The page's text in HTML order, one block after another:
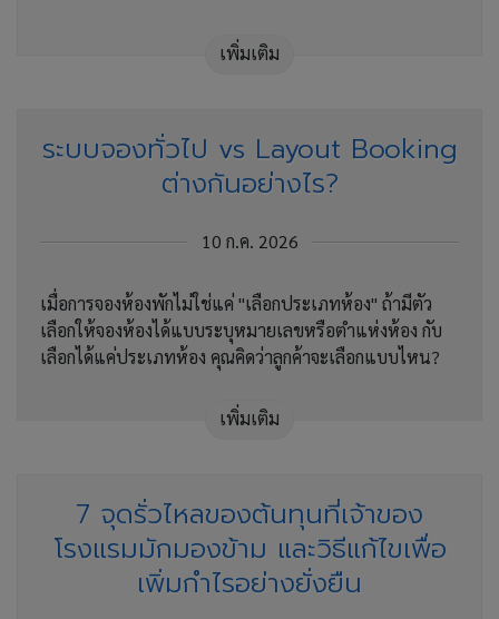
เพิ่มเติม
ระบบจองทั่วไป vs Layout Booking
ต่างกันอย่างไร?
10 ก.ค. 2026
เมื่อการจองห้องพักไม่ใช่แค่ "เลือกประเภทห้อง" ถ้ามีตัว
เลือกให้จองห้องได้แบบระบุหมายเลขหรือตำแห่งห้อง กับ
เลือกได้แค่ประเภทห้อง คุณคิดว่าลูกค้าจะเลือกแบบไหน?
เพิ่มเติม
7 จุดรั่วไหลของต้นทุนที่เจ้าของ
โรงแรมมักมองข้าม และวิธีแก้ไขเพื่อ
เพิ่มกำไรอย่างยั่งยืน